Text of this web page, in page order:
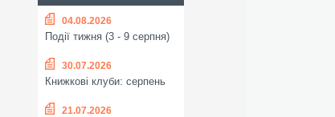
04.08.2026
Події тижня (3 - 9 серпня)
30.07.2026
Книжкові клуби: серпень
21.07.2026